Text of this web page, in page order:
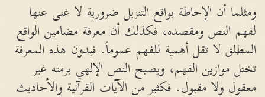
ومثلما أن الإحاطة بواقع التنزيل ضرورية لا غنى عنها
لفهم النص ومقصده، فكذلك أن معرفة مضامين الواقع
المطلق لا تقل أهمية للفهم عموماً. فبدون هذه المعرفة
تختل موازين الفهم، ويصبح النص الإلهي برمته غير
معقول ولا مقبول. فكثير من الآيات القرآنية والأحاديث